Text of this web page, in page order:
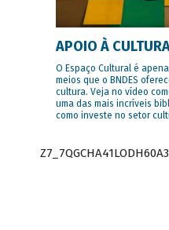
APOIO À
O Espaço Cultural é
meios que o BNDES
cultura. Veja no vídeo
uma das mais incríveis
como investe no setor